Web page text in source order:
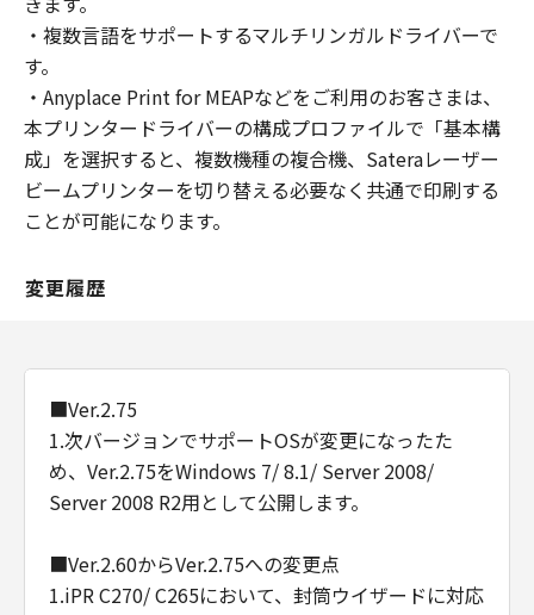
・複数言語をサポートするマルチリンガルドライバーで
す。
・Anyplace Print for MEAPなどをご利用のお客さまは、
本プリンタードライバーの構成プロファイルで「基本構
成」を選択すると、複数機種の複合機、Sateraレーザー
ビームプリンターを切り替える必要なく共通で印刷する
ことが可能になります。
変更履歴
■Ver.2.75
1.次バージョンでサポートOSが変更になったた
め、Ver.2.75をWindows 7/ 8.1/ Server 2008/
Server 2008 R2用として公開します。
■Ver.2.60からVer.2.75への変更点
1.iPR C270/ C265において、封筒ウイザードに対応